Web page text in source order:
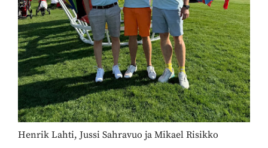
Henrik Lahti, Jussi Sahravuo ja Mikael Risikko